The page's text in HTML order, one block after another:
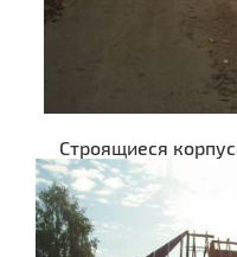
Строящиеся